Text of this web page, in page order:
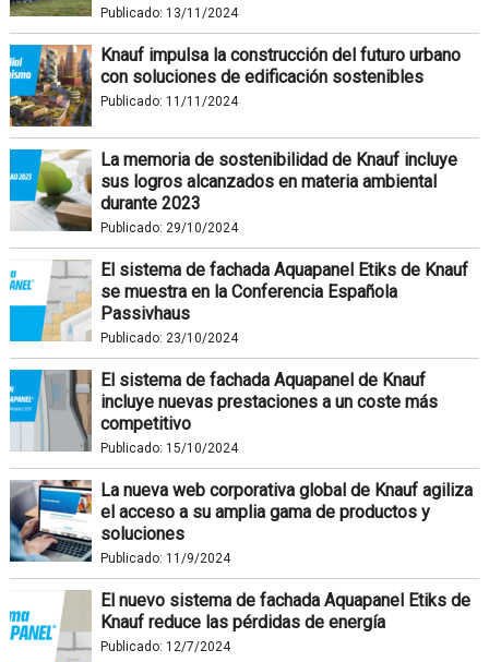
Publicado: 13/11/2024
Knauf impulsa la construcción del futuro urbano
con soluciones de edificación sostenibles
Publicado: 11/11/2024
La memoria de sostenibilidad de Knauf incluye
sus logros alcanzados en materia ambiental
durante 2023
Publicado: 29/10/2024
El sistema de fachada Aquapanel Etiks de Knauf
se muestra en la Conferencia Española
Passivhaus
Publicado: 23/10/2024
El sistema de fachada Aquapanel de Knauf
incluye nuevas prestaciones a un coste más
competitivo
Publicado: 15/10/2024
La nueva web corporativa global de Knauf agiliza
el acceso a su amplia gama de productos y
soluciones
Publicado: 11/9/2024
El nuevo sistema de fachada Aquapanel Etiks de
Knauf reduce las pérdidas de energía
Publicado: 12/7/2024